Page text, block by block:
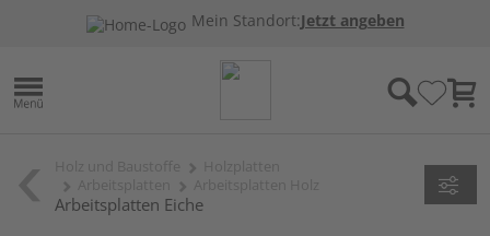
Mein Standort:Jetzt angeben
Arbeitsplatten Eiche